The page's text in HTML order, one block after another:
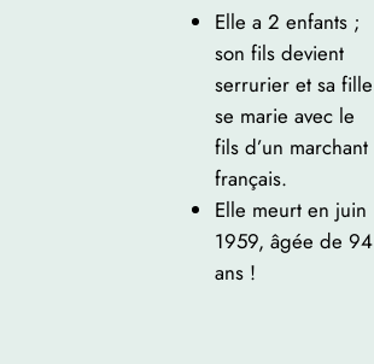
Elle a 2 enfants ;
son fils devient
serrurier et sa fille
se marie avec le
fils d’un marchant
français.
Elle meurt en juin
1959, âgée de 94
ans !